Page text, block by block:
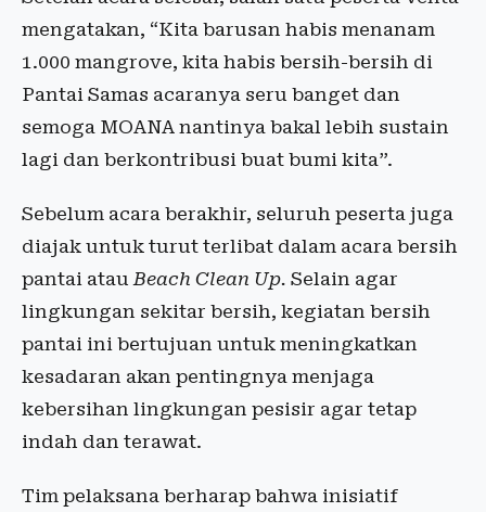
mengatakan, “Kita barusan habis menanam
1.000 mangrove, kita habis bersih-bersih di
Pantai Samas acaranya seru banget dan
semoga MOANA nantinya bakal lebih sustain
lagi dan berkontribusi buat bumi kita”.
Sebelum acara berakhir, seluruh peserta juga
diajak untuk turut terlibat dalam acara bersih
pantai atau Beach Clean Up. Selain agar
lingkungan sekitar bersih, kegiatan bersih
pantai ini bertujuan untuk meningkatkan
kesadaran akan pentingnya menjaga
kebersihan lingkungan pesisir agar tetap
indah dan terawat.
Tim pelaksana berharap bahwa inisiatif